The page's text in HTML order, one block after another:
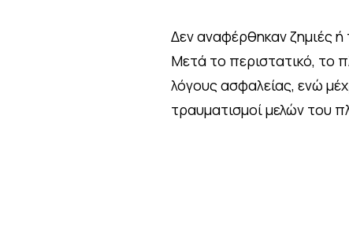
Δεν αναφέρθηκαν ζημιές ή
Μετά το περιστατικό, το
λόγους ασφαλείας, ενώ
τραυματισμοί μελών του